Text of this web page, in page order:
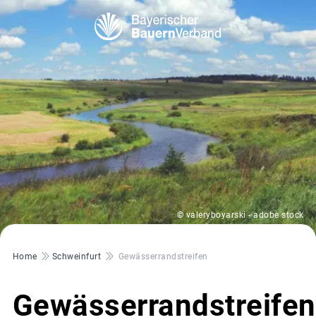
© valeryboyarski - adobe stock
Pfadnavigation
Home Schweinfurt Gewässerrandstreifen
Gewässerrandstreifen